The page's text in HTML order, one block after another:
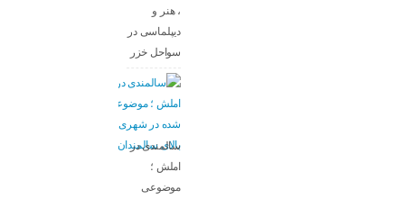
، هنر و
دیپلماسی در
سواحل خزر
سالمندی در
املش ؛
موضوعی